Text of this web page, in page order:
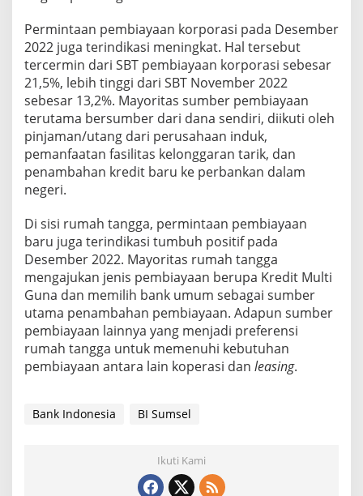
a
s
i
M
e
n
i
n
g
k
a
Permintaan pembiayaan korporasi pada Desember
2022 juga terindikasi meningkat. Hal tersebut
tercermin dari SBT pembiayaan korporasi sebesar
21,5%, lebih tinggi dari SBT November 2022
sebesar 13,2%. Mayoritas sumber pembiayaan
terutama bersumber dari dana sendiri, diikuti oleh
pinjaman/utang dari perusahaan induk,
pemanfaatan fasilitas kelonggaran tarik, dan
penambahan kredit baru ke perbankan dalam
negeri.
Di sisi rumah tangga, permintaan pembiayaan
baru juga terindikasi tumbuh positif pada
Desember 2022. Mayoritas rumah tangga
mengajukan jenis pembiayaan berupa Kredit Multi
Guna dan memilih bank umum sebagai sumber
utama penambahan pembiayaan. Adapun sumber
pembiayaan lainnya yang menjadi preferensi
rumah tangga untuk memenuhi kebutuhan
pembiayaan antara lain koperasi dan leasing.
Bank Indonesia BI Sumsel
Ikuti Kami